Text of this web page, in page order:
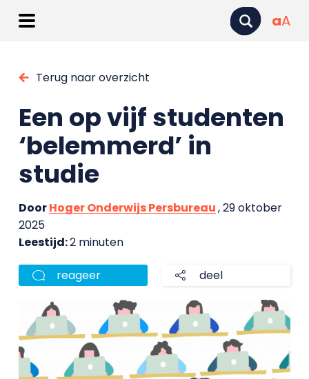
aA
Terug naar overzicht
Een op vijf studenten
‘belemmerd’ in
studie
DoorHoger Onderwijs Persbureau, 29 oktober
2025
Leestijd:2 minuten
reageer deel